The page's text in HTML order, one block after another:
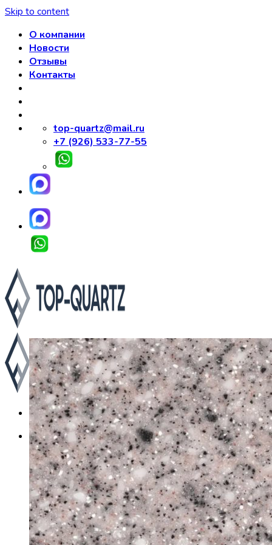
Skip to content
О компании
Новости
Отзывы
Контакты
top-quartz@mail.ru
+7 (926) 533-77-55
Каталог
Asterum
Аварус
Avantquartz
Belenco
Caesarstone
Cambria
Compac